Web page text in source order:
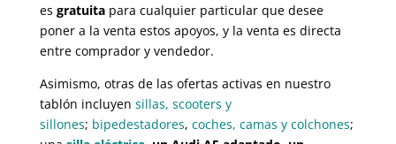
es gratuita para cualquier particular que desee
poner a la venta estos apoyos, y la venta es directa
entre comprador y vendedor.
Asimismo, otras de las ofertas activas en nuestro
tablón incluyen sillas, scooters y
sillones; bipedestadores, coches, camas y colchones;